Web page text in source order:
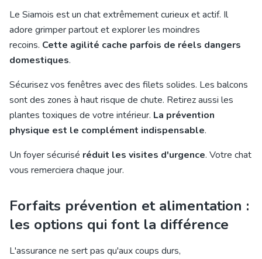
Le Siamois est un chat extrêmement curieux et actif. Il
adore grimper partout et explorer les moindres
recoins. Cette agilité cache parfois de réels dangers
domestiques.
Sécurisez vos fenêtres avec des filets solides. Les balcons
sont des zones à haut risque de chute. Retirez aussi les
plantes toxiques de votre intérieur. La prévention
physique est le complément indispensable.
Un foyer sécurisé réduit les visites d'urgence. Votre chat
vous remerciera chaque jour.
Forfaits prévention et alimentation :
les options qui font la différence
L'assurance ne sert pas qu'aux coups durs,